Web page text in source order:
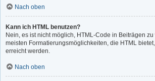
Nach oben
Kann ich HTML benutzen?
Nein, es ist nicht möglich, HTML-Code in Beiträgen
meisten Formatierungsmöglichkeiten, die HTML
erreicht werden.
Nach oben